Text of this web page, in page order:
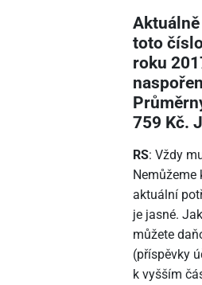
toto
roku
759 Kč.
RS: Vždy
Nemůžeme
aktuální
je jasné.
můžete
(příspěvky
k vyšším